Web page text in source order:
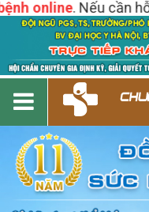
online. Nếu cần hỗ